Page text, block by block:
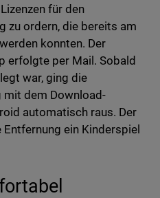
für den
zu ordern, die bereits am
konnten. Der
erfolgte per Mail. Sobald
war, ging die
mit dem Download-
automatisch raus. Der
ein Kinderspiel